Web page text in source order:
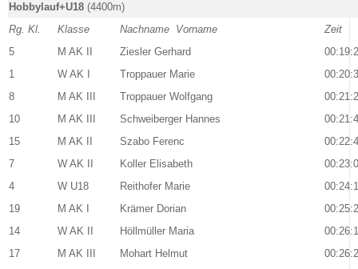
Hobbylauf+U18 (4400m)
Rg. Kl.
Klasse Nachname Vorname
Zeit
5
M AK II Ziesler Gerhard
1
W AK I Troppauer Marie
8
M AK III Troppauer Wolfgang
10
M AK III Schweiberger Hannes
15
M AK II Szabo Ferenc
7
W AK II Koller Elisabeth
4
W U18 Reithofer Marie
19
M AK I Krämer Dorian
14
W AK II Höllmüller Maria
17
M AK III Mohart Helmut